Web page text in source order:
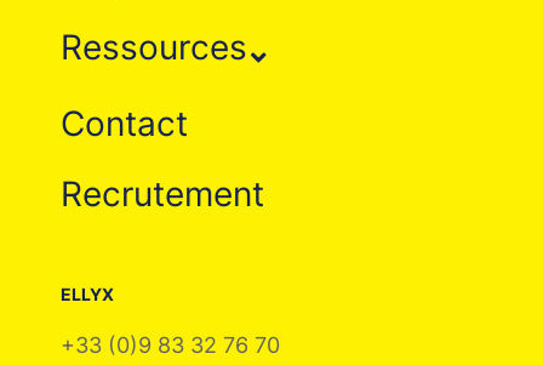
ELLYX
+33 (0)9 83 32 76 70
Ressources
Contact
Recrutement